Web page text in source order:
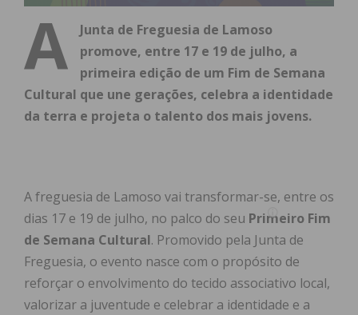
A
Junta de Freguesia de Lamoso
promove, entre 17 e 19 de julho, a
primeira edição de um Fim de Semana
Cultural que une gerações, celebra a identidade
da terra e projeta o talento dos mais jovens.
A freguesia de Lamoso vai transformar-se, entre os
dias 17 e 19 de julho, no palco do seu Primeiro Fim
de Semana Cultural. Promovido pela Junta de
Freguesia, o evento nasce com o propósito de
reforçar o envolvimento do tecido associativo local,
valorizar a juventude e celebrar a identidade e a